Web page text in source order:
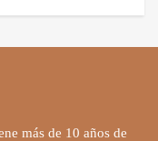
más de 10 años de